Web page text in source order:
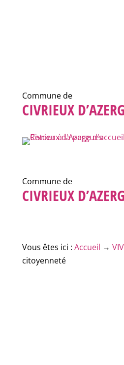
Commune de
CIVRIEUX
Commune de
CIVRIEUX
Vous êtes ici : Accueil →
citoyenneté